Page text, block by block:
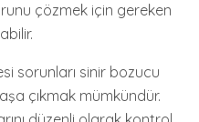
çözmek için gereken
sorunları sinir bozucu
çıkmak mümkündür.